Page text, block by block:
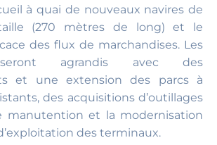
à quai de nouveaux navires de
(270 mètres de long) et le
des flux de marchandises. Les
agrandis avec des
et une extension des parcs à
des acquisitions d’outillages
manutention et la modernisation
des terminaux.